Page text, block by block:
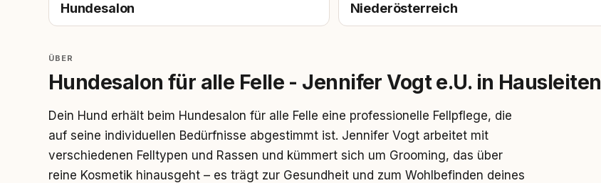
Hundesalon Niederösterreich
ÜBER
Hundesalon für alle Felle - Jennifer Vogt e.U. in Hausleiten
Dein Hund erhält beim Hundesalon für alle Felle eine professionelle Fellpflege, die
auf seine individuellen Bedürfnisse abgestimmt ist. Jennifer Vogt arbeitet mit
verschiedenen Felltypen und Rassen und kümmert sich um Grooming, das über
reine Kosmetik hinausgeht – es trägt zur Gesundheit und zum Wohlbefinden deines